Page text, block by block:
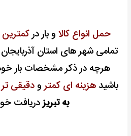
حمل انواع کالا و بار درکمترین
تمامی شهر های استان
هرچه در ذکر مشخصات بار
باشیدهزینه ای کمترودقیقی تر
به تبریزدریافت